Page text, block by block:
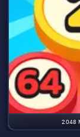
2048